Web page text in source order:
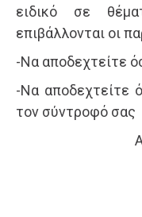
ειδικό σε
επιβάλλονται οι
-Να αποδεχτείτε
-Να αποδεχτείτε
τον σύντροφό σας